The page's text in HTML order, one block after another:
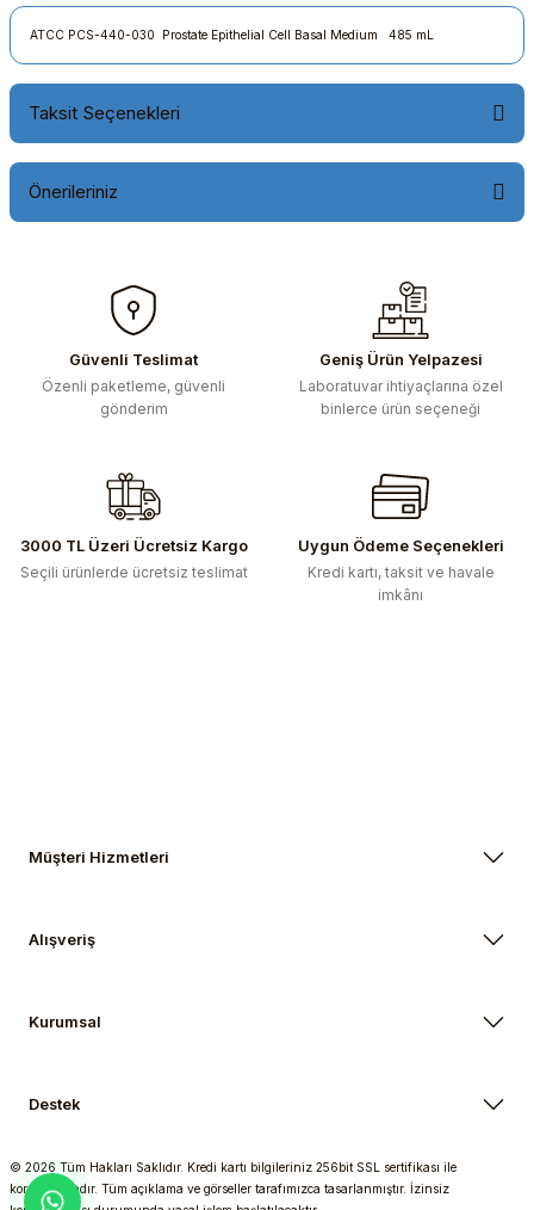
ATCC PCS-440-030 Prostate Epithelial Cell Basal Medium 485 mL
Taksit Seçenekleri
Önerileriniz
konularda yetersiz gördüğünüz noktaları öneri formunu
kullanarak tarafımıza iletebilirsiniz.
Görüş ve önerileriniz için teşekkür ederiz.
Ürün resmi kalitesiz, bozuk veya görüntülenemiyor.
Ürün fiyatı diğer sitelerden daha pahalı.
Bu ürüne benzer farklı alternatifler olmalı.
Güvenli Teslimat
Özenli paketleme, güvenli
gönderim
Geniş Ürün Yelpazesi
Laboratuvar ihtiyaçlarına özel
binlerce ürün seçeneği
3000 TL Üzeri Ücretsiz Kargo
Seçili ürünlerde ücretsiz teslimat
Uygun Ödeme Seçenekleri
Kredi kartı, taksit ve havale
imkânı
Müşteri Hizmetleri
Alışveriş
Kurumsal
Destek
© 2026 Tüm Hakları Saklıdır. Kredi kartı bilgileriniz 256bit SSL sertifikası ile
korunmaktadır. Tüm açıklama ve görseller tarafımızca tasarlanmıştır. İzinsiz